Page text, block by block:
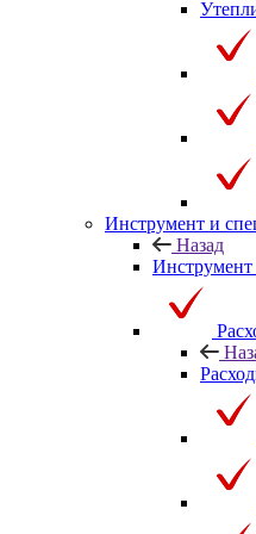
Инструмент и
Назад
Инструмент